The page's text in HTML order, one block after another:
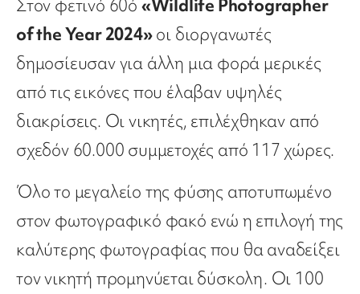
Στον φετινό 60ό «Wildlife Photographer
of the Year 2024»οι διοργανωτές
δημοσίευσαν για άλλη μια φορά μερικές
από τις εικόνες που έλαβαν υψηλές
διακρίσεις. Οι νικητές, επιλέχθηκαν από
σχεδόν 60.000 συμμετοχές από 117 χώρες.
Όλο το μεγαλείο της φύσης αποτυπωμένο
στον φωτογραφικό φακό ενώ η επιλογή της
καλύτερης φωτογραφίας που θα αναδείξει
τον νικητή προμηνύεται δύσκολη. Οι 100